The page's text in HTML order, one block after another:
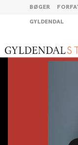
BØGER
GYLDENDAL